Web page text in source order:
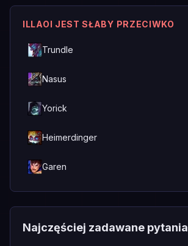
ILLAOI JEST SŁABY PRZECIWKO
Trundle
Nasus
Yorick
Heimerdinger
Garen
Najczęściej zadawane pytania